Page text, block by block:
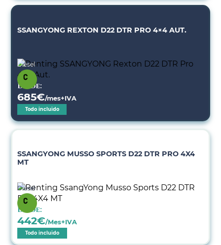
SSANGYONG REXTON D22 DTR PRO 4×4 AUT.
Diésel
Desde:
685€/mes+IVA
Todo incluido
SSANGYONG MUSSO SPORTS D22 DTR PRO 4X4
MT
Diésel
Desde:
442€/Mes+IVA
Todo incluido